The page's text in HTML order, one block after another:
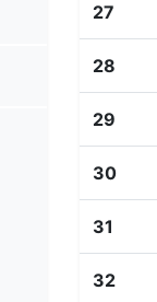
27
28
29
30
31
32